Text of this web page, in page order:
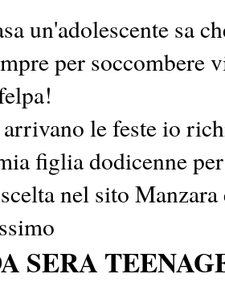
un'adolescente sa
per soccombere
le feste io
figlia dodicenne
nel sito
SERA